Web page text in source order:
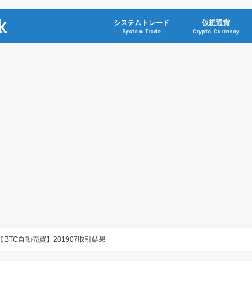
システムトレード
System Trade
仮想通貨
Crypto Currency
【BTC自動売買】201907取引結果